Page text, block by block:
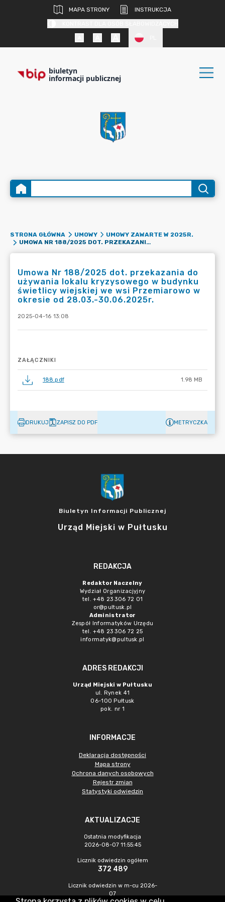
MAPA STRONY
INSTRUKCJA
biuletyn
informacji publicznej
STRONA GŁÓWNA UMOWY
UMOWY ZAWARTE W 2025R.
UMOWA NR 188/2025 DOT. PRZEKAZANIA DO UŻYWANIA LOKALU KRYZYSOWEGO W BUDYNKU ŚWIETLICY WIEJSKIEJ WE WSI PRZEMIAROWO W OKRESIE OD 28.03.-30.06.2025R.
Umowa Nr 188/2025 dot. przekazania do
używania lokalu kryzysowego w budynku
świetlicy wiejskiej we wsi Przemiarowo w
okresie od 28.03.-30.06.2025r.
2025-04-16 13:08
ZAŁĄCZNIKI
188.pdf 1.98 MB
DRUKUJ ZAPISZ DO PDF METRYCZKA
Biuletyn Informacji Publicznej
Urząd Miejski w Pułtusku
REDAKCJA
Redaktor Naczelny
Wydział Organizacjyjny
tel. +48 23 306 72 01
or@pultusk.pl
Administrator
Zespół Informatyków Urzędu
tel. +48 23 306 72 25
informatyk@pultusk.pl
ADRES REDAKCJI
Urząd Miejski w Pułtusku
ul. Rynek 41
06-100 Pułtusk
pok. nr 1
INFORMACJE
Deklaracja dostępności
Mapa strony
Ochrona danych osobowych
Rejestr zmian
Statystyki odwiedzin
AKTUALIZACJE
Ostatnia modyfikacja
2026-08-07 11:55:45
Licznik odwiedzin ogółem
372 489
Licznik odwiedzin w m-cu 2026-
07